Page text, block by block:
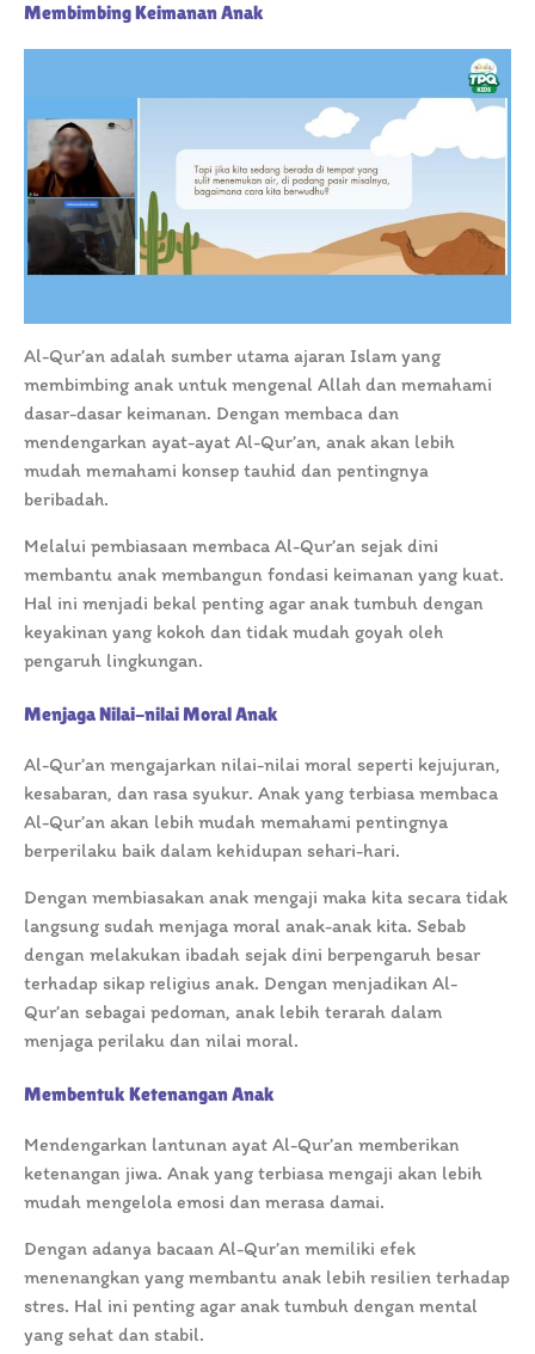
Membimbing Keimanan Anak
Al-Qur’an adalah sumber utama ajaran Islam yang
membimbing anak untuk mengenal Allah dan memahami
dasar-dasar keimanan. Dengan membaca dan
mendengarkan ayat-ayat Al-Qur’an, anak akan lebih
mudah memahami konsep tauhid dan pentingnya
beribadah.
Melalui pembiasaan membaca Al-Qur’an sejak dini
membantu anak membangun fondasi keimanan yang kuat.
Hal ini menjadi bekal penting agar anak tumbuh dengan
keyakinan yang kokoh dan tidak mudah goyah oleh
pengaruh lingkungan.
Menjaga Nilai-nilai Moral Anak
Al-Qur’an mengajarkan nilai-nilai moral seperti kejujuran,
kesabaran, dan rasa syukur. Anak yang terbiasa membaca
Al-Qur’an akan lebih mudah memahami pentingnya
berperilaku baik dalam kehidupan sehari-hari.
Dengan membiasakan anak mengaji maka kita secara tidak
langsung sudah menjaga moral anak-anak kita. Sebab
dengan melakukan ibadah sejak dini berpengaruh besar
terhadap sikap religius anak. Dengan menjadikan Al-
Qur’an sebagai pedoman, anak lebih terarah dalam
menjaga perilaku dan nilai moral.
Membentuk Ketenangan Anak
Mendengarkan lantunan ayat Al-Qur’an memberikan
ketenangan jiwa. Anak yang terbiasa mengaji akan lebih
mudah mengelola emosi dan merasa damai.
Dengan adanya bacaan Al-Qur’an memiliki efek
menenangkan yang membantu anak lebih resilien terhadap
stres. Hal ini penting agar anak tumbuh dengan mental
yang sehat dan stabil.